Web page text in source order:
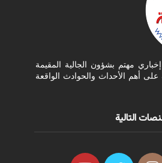
إخباري مهتم بشؤون الجالية المقيمة
أهم الأحداث والحوادث الواقعة
التالية